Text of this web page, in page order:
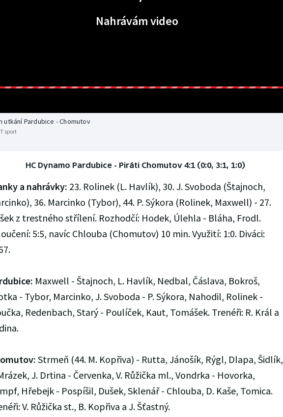
Nahrávám video
utkání Pardubice - Chomutov
sport
HC Dynamo Pardubice - Piráti Chomutov 4:1 (0:0, 3:1, 1:0)
a nahrávky: 23. Rolinek (L. Havlík), 30. J. Svoboda (Štajnoch,
36. Marcinko (Tybor), 44. P. Sýkora (Rolinek, Maxwell) - 27.
z trestného střílení. Rozhodčí: Hodek, Úlehla - Bláha, Frodl.
5:5, navíc Chlouba (Chomutov) 10 min. Využití: 1:0. Diváci:
Maxwell - Štajnoch, L. Havlík, Nedbal, Čáslava, Bokroš,
- Tybor, Marcinko, J. Svoboda - P. Sýkora, Nahodil, Rolinek -
Redenbach, Starý - Poulíček, Kaut, Tomášek. Trenéři: R. Král a
Strmeň (44. M. Kopřiva) - Rutta, Jánošík, Rýgl, Dlapa, Šidlík,
J. Drtina - Červenka, V. Růžička ml., Vondrka - Hovorka,
Hřebejk - Pospíšil, Dušek, Sklenář - Chlouba, D. Kaše, Tomica.
V. Růžička st., B. Kopřiva a J. Šťastný.